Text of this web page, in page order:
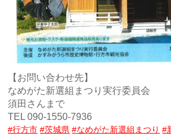
【お問い合わせ先】
なめがた新選組まつり実行委員会
須田さんまで
TEL 090-1550-7936
#行方市 #茨城県 #なめがた新選組まつり #